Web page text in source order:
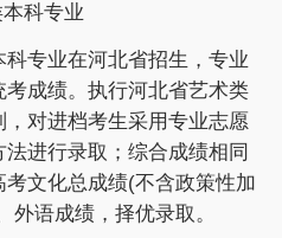
科专业
专业在河北省招生，专业
成绩。执行河北省艺术类
对进档考生采用专业志愿
进行录取；综合成绩相同
文化总成绩(不含政策性加
语成绩，择优录取。